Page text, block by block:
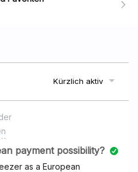
Kürzlich aktiv
payment possibility?
as a European